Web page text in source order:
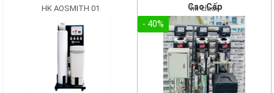
HK AOSMITH 01
Cao Cấp
hk clack
- 40%